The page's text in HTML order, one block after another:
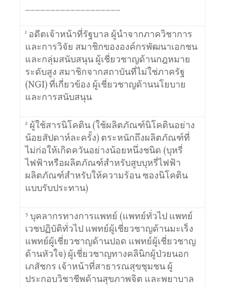
___________________
1 อดีตเจ้าหน้าที่รัฐบาล ผู้นำจากภาควิชาการ
และการวิจัย สมาชิกขององค์กรพัฒนาเอกชน
และกลุ่มสนับสนุน ผู้เชี่ยวชาญด้านกฎหมาย
ระดับสูง สมาชิกจากสถาบันที่ไม่ใช่ภาครัฐ
(NGI) ที่เกี่ยวข้อง ผู้เชี่ยวชาญด้านนโยบาย
และการสนับสนุน
2 ผู้ใช้สารนิโคติน (ใช้ผลิตภัณฑ์นิโคตินอย่าง
น้อยสัปดาห์ละครั้ง) ตระหนักถึงผลิตภัณฑ์ที่
ไม่ก่อให้เกิดควันอย่างน้อยหนึ่งชนิด (บุหรี่
ไฟฟ้าหรือผลิตภัณฑ์สำหรับสูบบุหรี่ไฟฟ้า
ผลิตภัณฑ์สำหรับให้ความร้อน ซองนิโคติน
แบบรับประทาน)
3 บุคลากรทางการแพทย์ (แพทย์ทั่วไป แพทย์
เวชปฏิบัติทั่วไป แพทย์ผู้เชี่ยวชาญด้านมะเร็ง
แพทย์ผู้เชี่ยวชาญด้านปอด แพทย์ผู้เชี่ยวชาญ
ด้านหัวใจ) ผู้เชี่ยวชาญทางคลินิกผู้ป่วยนอก
เภสัชกร เจ้าหน้าที่สาธารณสุขชุมชน ผู้
ประกอบวิชาชีพด้านสุขภาพจิต และพยาบาล